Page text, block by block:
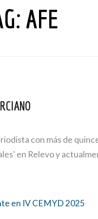
AFE
con más de
en Relevo y